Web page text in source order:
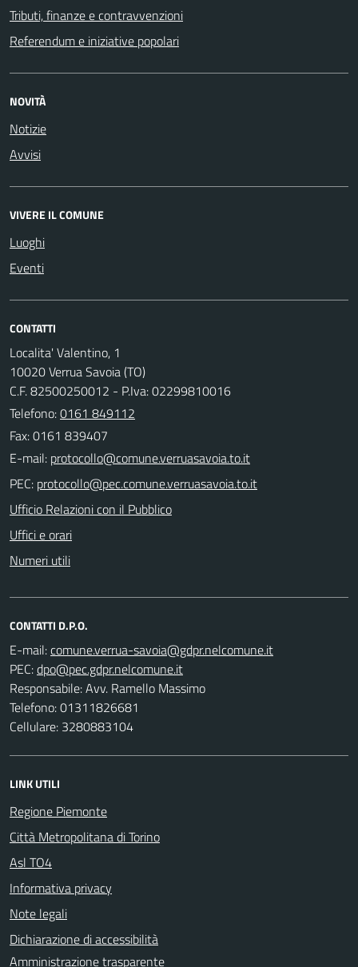
Tributi, finanze e contravvenzioni
Referendum e iniziative popolari
NOVITÀ
Notizie
Avvisi
VIVERE IL COMUNE
Luoghi
Eventi
CONTATTI
Localita' Valentino, 1
10020 Verrua Savoia (TO)
C.F. 82500250012 - P.Iva: 02299810016
Telefono:0161 849112
Fax: 0161 839407
E-mail:
PEC:
Ufficio Relazioni con il Pubblico
Uffici e orari
Numeri utili
CONTATTI D.P.O.
E-mail:
PEC:
Responsabile: Avv. Ramello Massimo
Telefono: 01311826681
Cellulare: 3280883104
LINK UTILI
Regione Piemonte
Città Metropolitana di Torino
Asl TO4
Informativa privacy
Note legali
Dichiarazione di accessibilità
Amministrazione trasparente